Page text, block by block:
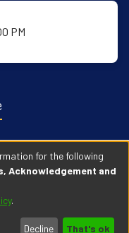
PM
y eventos
ingresa Aqui →
for the following
Acknowledgement and
.
Decline That's ok